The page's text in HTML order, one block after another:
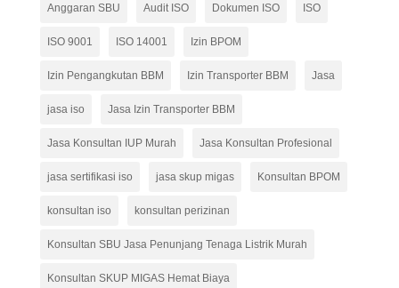
Anggaran SBU Audit ISO Dokumen ISO ISO
ISO 9001 ISO 14001 Izin BPOM
Izin Pengangkutan BBM Izin Transporter BBM Jasa
jasa iso Jasa Izin Transporter BBM
Jasa Konsultan IUP Murah Jasa Konsultan Profesional
jasa sertifikasi iso jasa skup migas Konsultan BPOM
konsultan iso konsultan perizinan
Konsultan SBU Jasa Penunjang Tenaga Listrik Murah
Konsultan SKUP MIGAS Hemat Biaya